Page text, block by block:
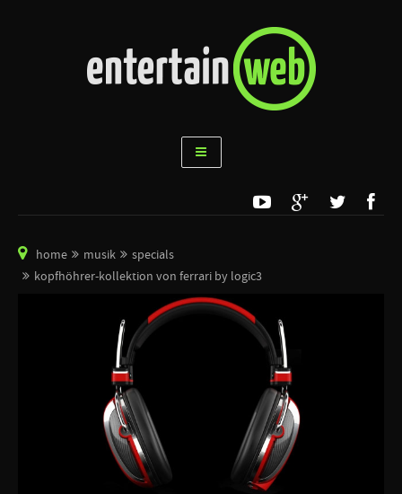
home musik
specials
kopfhöhrer-kollektion von ferrari by logic3